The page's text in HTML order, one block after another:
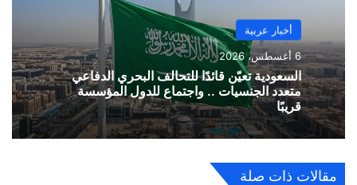
أخبار عربية
6 أغسطس، 2026
السعودية تعيّن قائدًا للتحالف البحري الدفاعي
متعدد الجنسيات .. واجتماع للدول المؤسسة
قريبًا
مقالات ذات صلة